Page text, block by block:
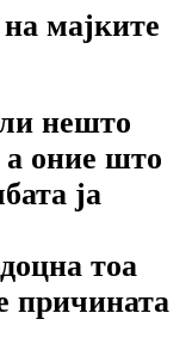
мајките
нешто
а оние што
ја
тоа
причината